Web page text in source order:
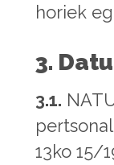
horiek
3.
3.1.
13ko 15/